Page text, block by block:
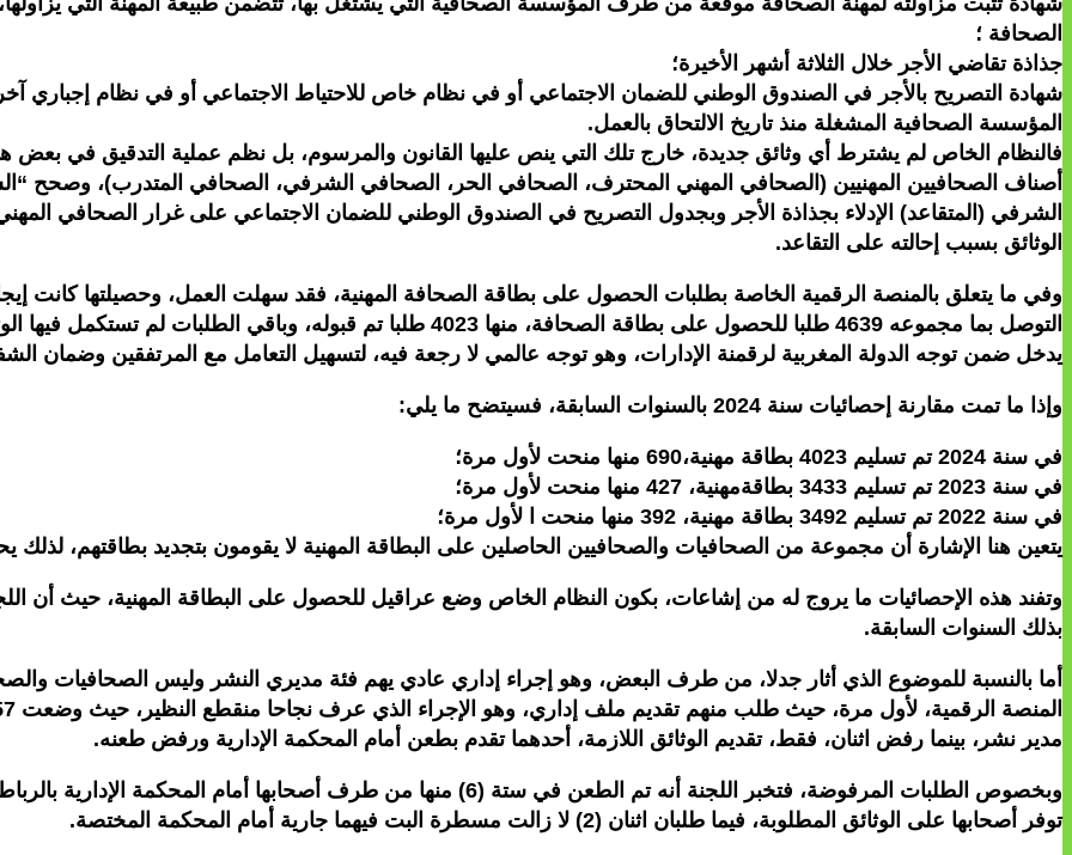
الصحافة ؛
جذاذة تقاضي الأجر خلال الثلاثة أشهر الأخيرة؛
شهادة التصريح بالأجر في الصندوق الوطني للضمان الاجتماعي أو في نظام خاص للاحتياط الاجتماعي أو في نظام إجباري آخر
المؤسسة الصحافية المشغلة منذ تاريخ الالتحاق بالعمل.
فالنظام الخاص لم يشترط أي وثائق جديدة، خارج تلك التي ينص عليها القانون والمرسوم، بل نظم عملية التدقيق في بعض
أصناف الصحافيين المهنيين (الصحافي المهني المحترف، الصحافي الحر، الصحافي الشرفي، الصحافي المتدرب)، وصحح
الشرفي (المتقاعد) الإدلاء بجذاذة الأجر وبجدول التصريح في الصندوق الوطني للضمان الاجتماعي على غرار الصحافي
الوثائق بسبب إحالته على التقاعد.
التوصل بما مجموعه 4639 طلبا للحصول على بطاقة الصحافة، منها 4023 طلبا تم
يدخل ضمن توجه الدولة المغربية لرقمنة الإدارات، وهو توجه عالمي لا رجعة فيه، لتسهيل التعامل مع المرتفقين وضمان
وإذا ما تمت مقارنة إحصائيات سنة 2024 بالسنوات السابقة، فسيتضح ما يلي:
في سنة 2024 تم تسليم 4023 بطاقة مهنية،690 منها منحت لأول مرة؛
في سنة 2023 تم تسليم 3433 بطاقةمهنية، 427 منها منحت لأول مرة؛
في سنة 2022 تم تسليم 3492 بطاقة مهنية، 392 منها منحت ا لأول مرة؛
يتعين هنا الإشارة أن مجموعة من الصحافيات والصحافيين الحاصلين على البطاقة المهنية لا يقومون بتجديد بطاقتهم،
بذلك السنوات السابقة.
أما بالنسبة للموضوع الذي أثار جدلا، من طرف البعض، وهو إجراء إداري عادي يهم فئة مديري النشر وليس الصحافيات
مدير نشر، بينما رفض اثنان، فقط، تقديم الوثائق اللازمة، أحدهما تقدم بطعن أمام المحكمة الإدارية ورفض طعنه.
توفر أصحابها على الوثائق المطلوبة، فيما طلبان اثنان (2) لا زالت مسطرة البت فيهما جارية أمام المحكمة المختصة.